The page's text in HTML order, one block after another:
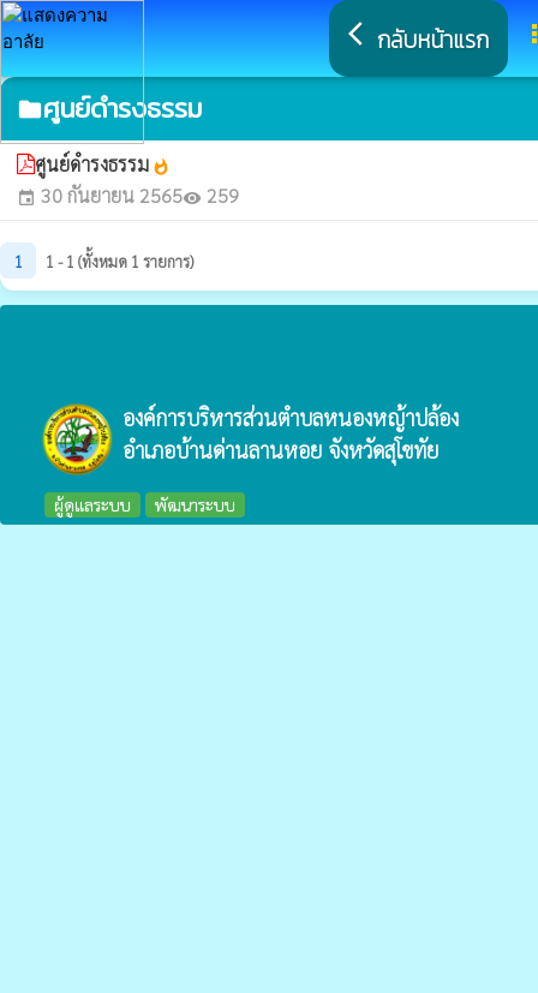
arrow_back_ios กลับหน้าแรก
folderศูนย์ดำรงธรรม
ศูนย์ดำรงธรรม whatshot
event 30 กันยายน 2565visibility 259
1 1 - 1 (ทั้งหมด 1 รายการ)
องค์การบริหารส่วนตำบลหนองหญ้าปล้อง
อำเภอบ้านด่านลานหอย จังหวัดสุโขทัย
ผู้ดูแลระบบ พัฒนาระบบ